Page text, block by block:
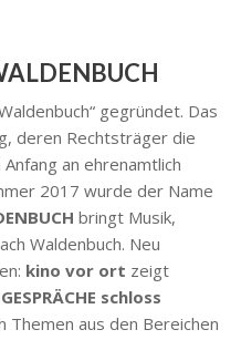
gegründet. Das
deren Rechtsträger die
an ehrenamtlich
2017 wurde der Name
bringt Musik,
Waldenbuch. Neu
kino vor ort zeigt
schloss
Themen aus den Bereichen